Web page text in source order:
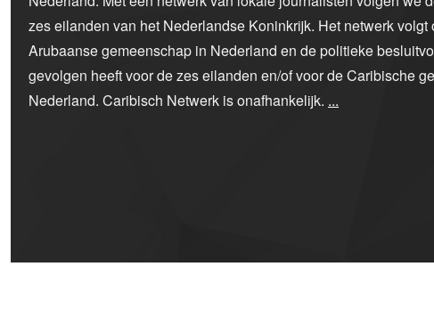
zes eilanden van het Nederlandse Koninkrijk. Het netwerk
Arubaanse gemeenschap in Nederland en de politieke
gevolgen heeft voor de zes eilanden en/of voor de Caribische
Nederland. Caribisch Netwerk is onafhankelijk. ...